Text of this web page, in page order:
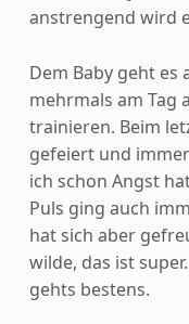
anstrengend wird
Dem Baby geht es
mehrmals am Tag
trainieren. Beim
gefeiert und
ich schon Angst
Puls ging auch
hat sich aber
wilde, das ist
gehts bestens.